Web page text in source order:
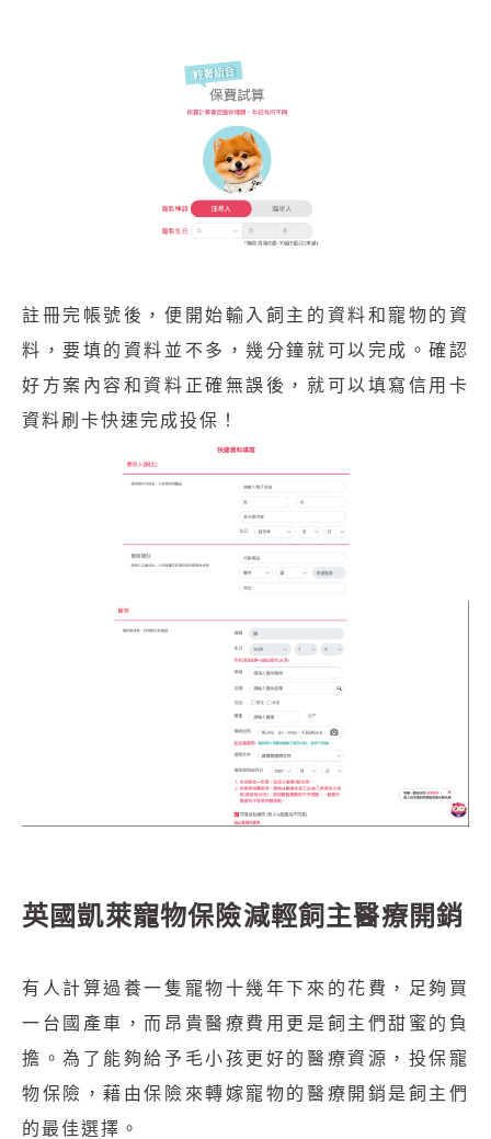
註冊完帳號後，便開始輸入飼主的資料和寵物的資
料，要填的資料並不多，幾分鐘就可以完成。確認
好方案內容和資料正確無誤後，就可以填寫信用卡
資料刷卡快速完成投保！
英國凱萊寵物保險減輕飼主醫療開銷
有人計算過養一隻寵物十幾年下來的花費，足夠買
一台國產車，而昂貴醫療費用更是飼主們甜蜜的負
擔。為了能夠給予毛小孩更好的醫療資源，投保寵
物保險，藉由保險來轉嫁寵物的醫療開銷是飼主們
的最佳選擇。